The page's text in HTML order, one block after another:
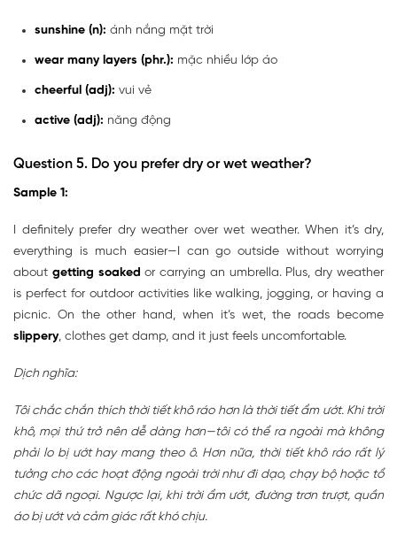
sunshine (n): ánh nắng mặt trời
wear many layers (phr.): mặc nhiều lớp áo
cheerful (adj): vui vẻ
active (adj): năng động
Question 5. Do you prefer dry or wet weather?
Sample 1:
I definitely prefer dry weather over wet weather. When it’s dry,
everything is much easier—I can go outside without worrying
about getting soaked or carrying an umbrella. Plus, dry weather
is perfect for outdoor activities like walking, jogging, or having a
picnic. On the other hand, when it’s wet, the roads become
slippery, clothes get damp, and it just feels uncomfortable.
Dịch nghĩa:
Tôi chắc chắn thích thời tiết khô ráo hơn là thời tiết ẩm ướt. Khi trời
khô, mọi thứ trở nên dễ dàng hơn—tôi có thể ra ngoài mà không
phải lo bị ướt hay mang theo ô. Hơn nữa, thời tiết khô ráo rất lý
tưởng cho các hoạt động ngoài trời như đi dạo, chạy bộ hoặc tổ
chức dã ngoại. Ngược lại, khi trời ẩm ướt, đường trơn trượt, quần
áo bị ướt và cảm giác rất khó chịu.